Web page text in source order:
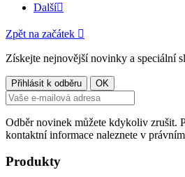
Další
Zpět na začátek 
Získejte nejnovější novinky a speciální
Odběr novinek můžete kdykoliv zrušit.
kontaktní informace naleznete v
Produkty